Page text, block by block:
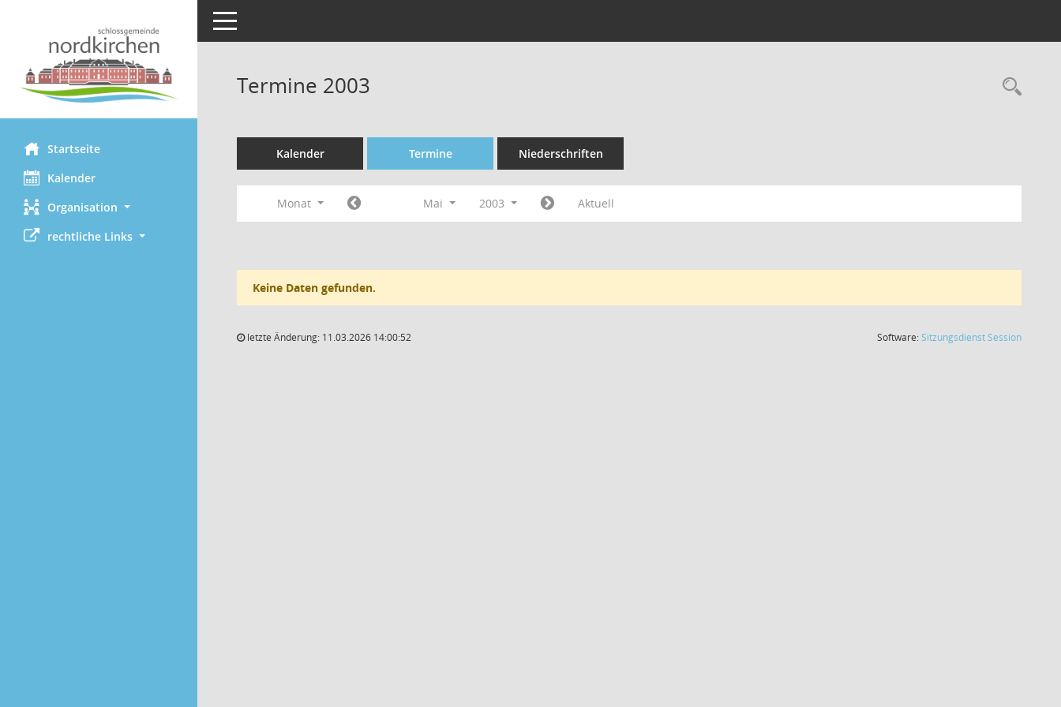
Startseite
Kalender
Organisation
rechtliche Links
Toggle navigation
Termine 2003
Kalender Termine Niederschriften
Monat Mai 2003 Aktuell
Keine Daten gefunden.
letzte Änderung: 11.03.2026 14:00:52 Software:SitzungsdienstSession(Wird in